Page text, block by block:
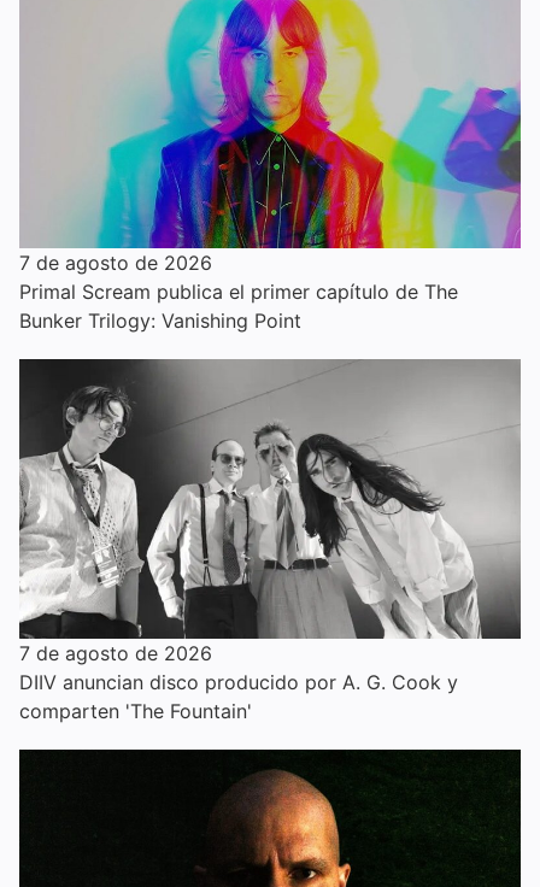
7 de agosto de 2026
Primal Scream publica el primer capítulo de The
Bunker Trilogy: Vanishing Point
7 de agosto de 2026
DIIV anuncian disco producido por A. G. Cook y
comparten 'The Fountain'